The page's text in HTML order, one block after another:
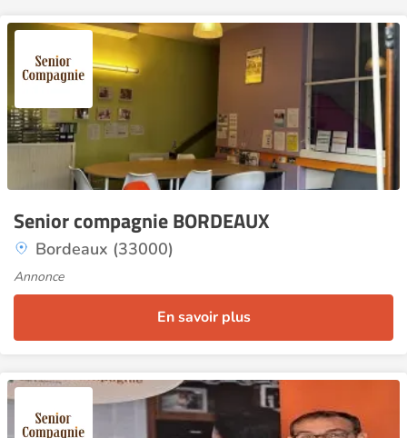
Senior compagnie BORDEAUX
Bordeaux (33000)
Annonce
En savoir plus